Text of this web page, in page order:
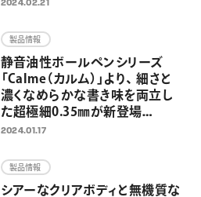
2024.02.21
製品情報
静音油性ボールペンシリーズ
「Calme（カルム）」より、 細さと
濃くなめらかな書き味を両立し
た超極細0.35㎜が新登場
0.5/0.7㎜の3色ボールペン限定
発売開始
2024.01.17
製品情報
シアーなクリアボディと無機質な